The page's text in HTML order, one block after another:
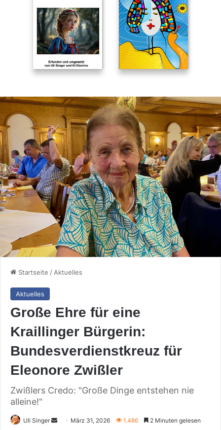
Startseite / Aktuelles
Aktuelles
Große Ehre für eine
Kraillinger Bürgerin:
Bundesverdienstkreuz für
Eleonore Zwißler
Zwißlers Credo: "Große Dinge entstehen nie
alleine!"
Uli Singer
SendeMärz 31, 2026 1.486 2 Minuten gelesen